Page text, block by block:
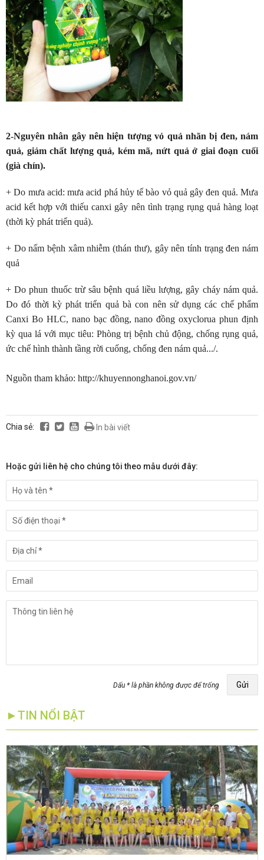
2-Nguyên nhân gây nên hiện tượng vỏ quả nhãn bị đen, nám
quả, giảm chất lượng quả, kém mã, nứt quả ở giai đoạn cuối
(già chín).
+ Do mưa acid: mưa acid phá hủy tế bào vỏ quả gây đen quả. Mưa
acid kết hợp với thiếu canxi gây nên tình trạng rụng quả hàng loạt
(thời kỳ phát triển quả).
+ Do nấm bệnh xâm nhiễm (thán thư), gây nên tính trạng đen nám
quả
+ Do phun thuốc trừ sâu bệnh quá liều lượng, gây cháy nám quả.
Do đó thời kỳ phát triển quả bà con nên sử dụng các chế phẩm
Canxi Bo HLC, nano bạc đồng, nano đồng oxyclorua phun định
kỳ qua lá với mục tiêu: Phòng trị bệnh chủ động, chống rụng quả,
ức chế hình thành tầng rời cuống, chống đen nám quả.../.
Nguồn tham khảo: http://khuyennonghanoi.gov.vn/
Chia sẻ: In bài viết
Hoặc gửi liên hệ cho chúng tôi theo mẫu dưới đây:
Dấu * là phần không được để trống Gửi
►TIN NỔI BẬT